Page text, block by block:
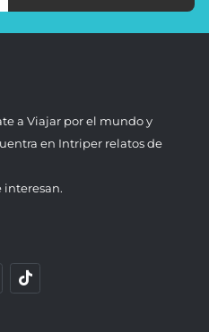
a Viajar por el mundo y
en Intriper relatos de
interesan.